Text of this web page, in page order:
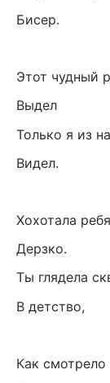
Бисер.
Этот чудный
Выдел
Только я из
Видел.
Хохотала
Дерзко.
Ты глядела
В детство,
Как смотрело